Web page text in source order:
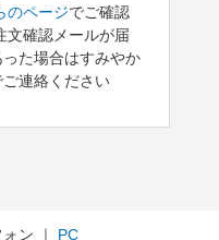
のページでご確認
文確認メールが届
た場合はすみやか
連絡ください
ン ｜ PC